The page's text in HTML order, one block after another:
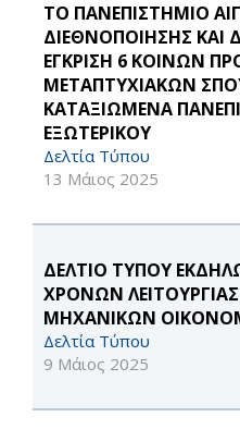
ΤΟ ΠΑΝΕΠΙΣΤΗΜΙΟ
ΔΙΕΘΝΟΠΟΙΗΣΗΣ ΚΑΙ
ΕΓΚΡΙΣΗ 6 ΚΟΙΝΩΝ
ΜΕΤΑΠΤΥΧΙΑΚΩΝ
ΚΑΤΑΞΙΩΜΕΝΑ
ΕΞΩΤΕΡΙΚΟΥ
Δελτία Τύπου
13 Μάιος 2025
ΔΕΛΤΙΟ ΤΥΠΟΥ
ΧΡΟΝΩΝ
ΜΗΧΑΝΙΚΩΝ
Δελτία Τύπου
9 Μάιος 2025